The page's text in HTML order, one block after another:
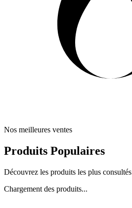
Nos meilleures ventes
Produits Populaires
Découvrez les produits les plus consultés
Chargement des produits...